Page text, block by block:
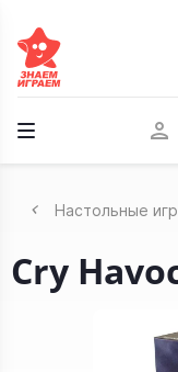
person
Настольные
Cry